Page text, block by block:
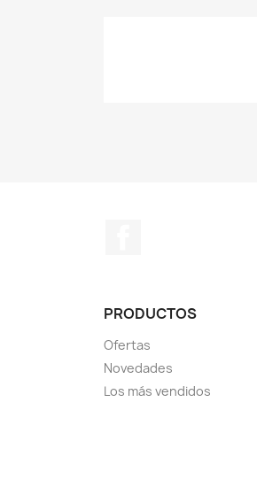
PRODUCTOS
Ofertas
Novedades
Los más vendidos